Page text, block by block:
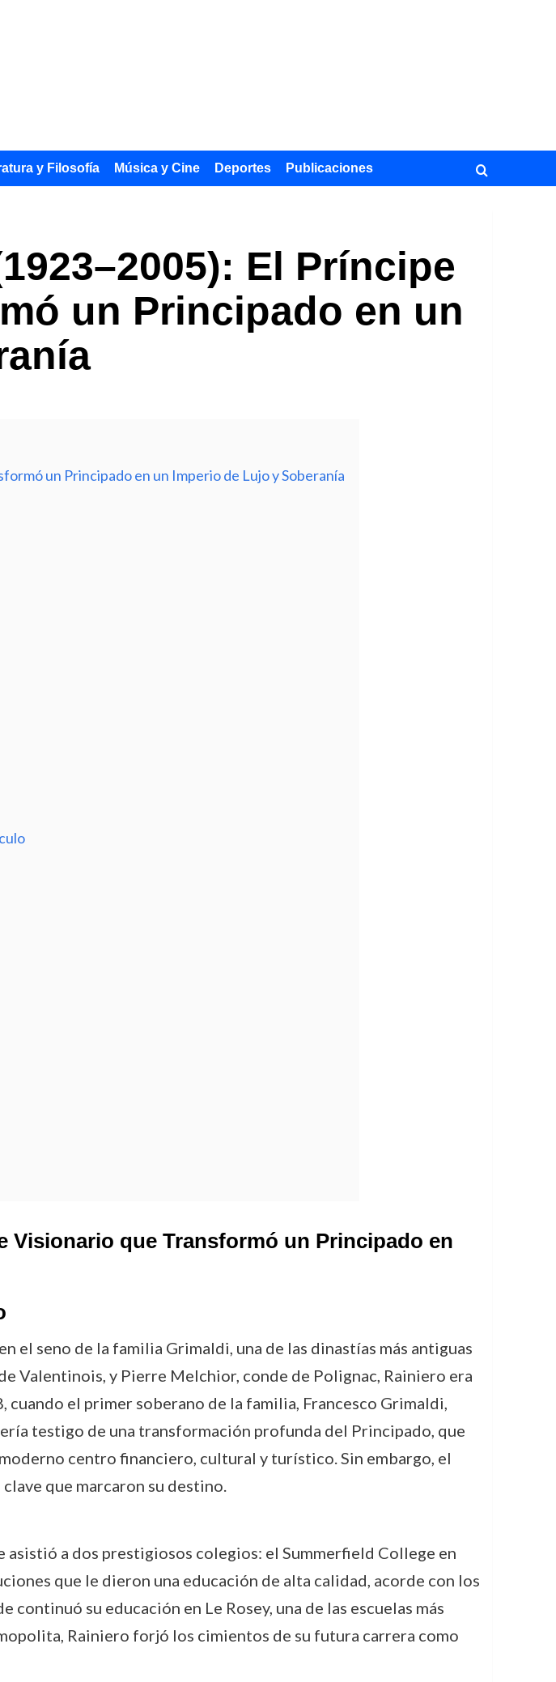
y Filosofía Música y Cine Deportes Publicaciones
El Príncipe
un Principado en un
un Principado en un Imperio de Lujo y Soberanía
Visionario que Transformó un Principado en
el seno de la familia Grimaldi, una de las dinastías más antiguas
Valentinois, y Pierre Melchior, conde de Polignac, Rainiero era
el primer soberano de la familia, Francesco Grimaldi,
testigo de una transformación profunda del Principado, que
centro financiero, cultural y turístico. Sin embargo, el
que marcaron su destino.
a dos prestigiosos colegios: el Summerfield College en
que le dieron una educación de alta calidad, acorde con los
su educación en Le Rosey, una de las escuelas más
Rainiero forjó los cimientos de su futura carrera como